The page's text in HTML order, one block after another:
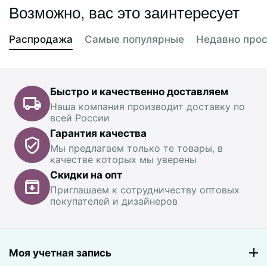
Возможно, вас это заинтересует
Распродажа Самые популярные Недавно
Быстро и качественно доставляем
Наша компания производит доставку по
всей России
Гарантия качества
Мы предлагаем только те товары, в
качестве которых мы уверены
Скидки на опт
Приглашаем к сотрудничеству оптовых
покупателей и дизайнеров
Моя учетная запись